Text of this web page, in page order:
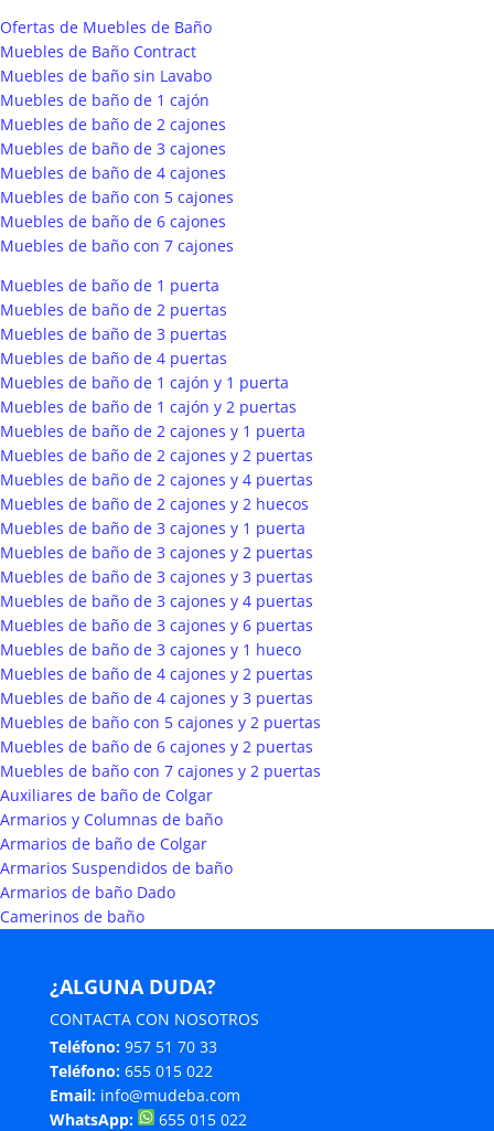
Ofertas de Muebles de Baño
Muebles de Baño Contract
Muebles de baño sin Lavabo
Muebles de baño de 1 cajón
Muebles de baño de 2 cajones
Muebles de baño de 3 cajones
Muebles de baño de 4 cajones
Muebles de baño con 5 cajones
Muebles de baño de 6 cajones
Muebles de baño con 7 cajones
Muebles de baño de 1 puerta
Muebles de baño de 2 puertas
Muebles de baño de 3 puertas
Muebles de baño de 4 puertas
Muebles de baño de 1 cajón y 1 puerta
Muebles de baño de 1 cajón y 2 puertas
Muebles de baño de 2 cajones y 1 puerta
Muebles de baño de 2 cajones y 2 puertas
Muebles de baño de 2 cajones y 4 puertas
Muebles de baño de 2 cajones y 2 huecos
Muebles de baño de 3 cajones y 1 puerta
Muebles de baño de 3 cajones y 2 puertas
Muebles de baño de 3 cajones y 3 puertas
Muebles de baño de 3 cajones y 4 puertas
Muebles de baño de 3 cajones y 6 puertas
Muebles de baño de 3 cajones y 1 hueco
Muebles de baño de 4 cajones y 2 puertas
Muebles de baño de 4 cajones y 3 puertas
Muebles de baño con 5 cajones y 2 puertas
Muebles de baño de 6 cajones y 2 puertas
Muebles de baño con 7 cajones y 2 puertas
Auxiliares de baño de Colgar
Armarios y Columnas de baño
Armarios de baño de Colgar
Armarios Suspendidos de baño
Armarios de baño Dado
Camerinos de baño
¿ALGUNA DUDA?
CONTACTA CON NOSOTROS
Teléfono: 957 51 70 33
Teléfono: 655 015 022
Email: info@mudeba.com
WhatsApp:
655 015 022